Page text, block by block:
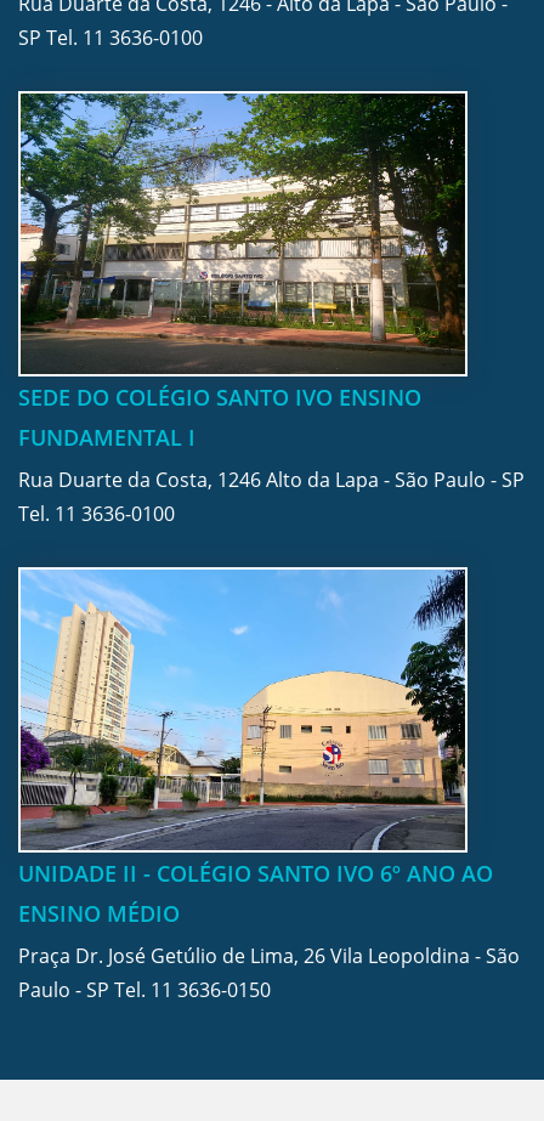
SP Tel. 11 3636-0100
SEDE DO COLÉGIO SANTO IVO ENSINO
FUNDAMENTAL I
Rua Duarte da Costa, 1246 Alto da Lapa - São Paulo - SP
Tel. 11 3636-0100
UNIDADE II - COLÉGIO SANTO IVO 6º ANO AO
ENSINO MÉDIO
Praça Dr. José Getúlio de Lima, 26 Vila Leopoldina - São
Paulo - SP Tel. 11 3636-0150